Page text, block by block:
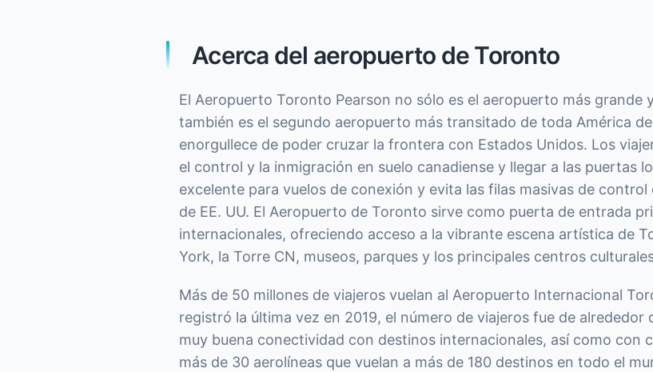
Acerca del aeropuerto de Toronto
El Aeropuerto Toronto Pearson no sólo es el aeropuerto más grande
también es el segundo aeropuerto más transitado de toda América
enorgullece de poder cruzar la frontera con Estados Unidos. Los
el control y la inmigración en suelo canadiense y llegar a las puertas
excelente para vuelos de conexión y evita las filas masivas de
de EE. UU. El Aeropuerto de Toronto sirve como puerta de entrada
internacionales, ofreciendo acceso a la vibrante escena artística de
York, la Torre CN, museos, parques y los principales centros
Más de 50 millones de viajeros vuelan al Aeropuerto Internacional
registró la última vez en 2019, el número de viajeros fue de alrededor
muy buena conectividad con destinos internacionales, así como con
más de 30 aerolíneas que vuelan a más de 180 destinos en todo el